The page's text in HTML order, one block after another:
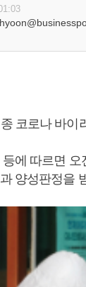
코로나 바이
에 따르면
양성판정을